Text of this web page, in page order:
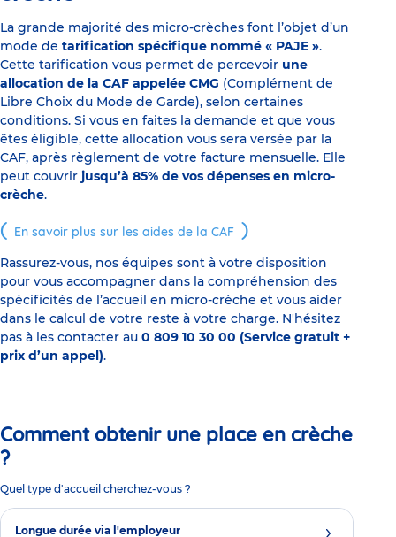
La grande majorité des micro-crèches font l’objet d’un
mode de tarification spécifique nommé « PAJE ».
Cette tarification vous permet de percevoir une
allocation de la CAF appelée CMG (Complément de
Libre Choix du Mode de Garde), selon certaines
conditions. Si vous en faites la demande et que vous
êtes éligible, cette allocation vous sera versée par la
CAF, après règlement de votre facture mensuelle. Elle
peut couvrir jusqu’à 85% de vos dépenses en micro-
crèche.
En savoir plus sur les aides de la CAF
Rassurez-vous, nos équipes sont à votre disposition
pour vous accompagner dans la compréhension des
spécificités de l’accueil en micro-crèche et vous aider
dans le calcul de votre reste à votre charge. N'hésitez
pas à les contacter au 0 809 10 30 00 (Service gratuit +
prix d’un appel).
Comment obtenir une place en crèche
?
Quel type d'accueil cherchez-vous ?
Longue durée via l'employeur